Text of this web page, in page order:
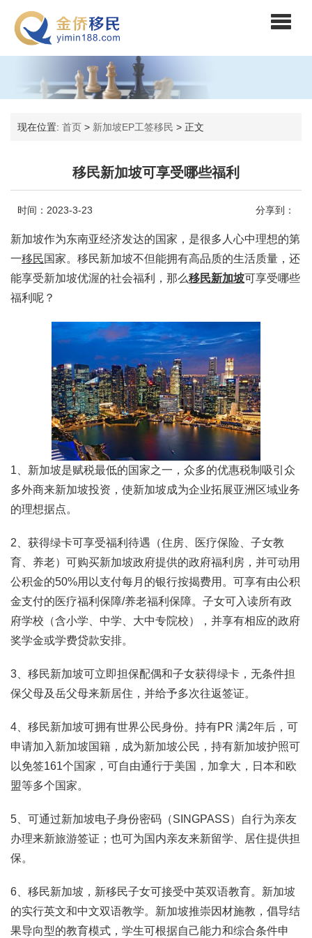
现在位置: 首页 > 新加坡EP工签移民 > 正文
移民新加坡可享受哪些福利
时间：2023-3-23 分享到：
新加坡作为东南亚经济发达的国家，是很多人心中理想的第
一移民国家。移民新加坡不但能拥有高品质的生活质量，还
能享受新加坡优渥的社会福利，那么移民新加坡可享受哪些
福利呢？
1、新加坡是赋税最低的国家之一，众多的优惠税制吸引众
多外商来新加坡投资，使新加坡成为企业拓展亚洲区域业务
的理想据点。
2、获得绿卡可享受福利待遇（住房、医疗保险、子女教
育、养老）可购买新加坡政府提供的政府福利房，并可动用
公积金的50%用以支付每月的银行按揭费用。可享有由公积
金支付的医疗福利保障/养老福利保障。子女可入读所有政
府学校（含小学、中学、大中专院校），并享有相应的政府
奖学金或学费贷款安排。
3、移民新加坡可立即担保配偶和子女获得绿卡，无条件担
保父母及岳父母来新居住，并给予多次往返签证。
4、移民新加坡可拥有世界公民身份。持有PR 满2年后，可
申请加入新加坡国籍，成为新加坡公民，持有新加坡护照可
以免签161个国家，可自由通行于美国，加拿大，日本和欧
盟等多个国家。
5、可通过新加坡电子身份密码（SINGPASS）自行为亲友
办理来新旅游签证；也可为国内亲友来新留学、居住提供担
保。
6、移民新加坡，新移民子女可接受中英双语教育。新加坡
的实行英文和中文双语教学。新加坡推崇因材施教，倡导结
果导向型的教育模式，学生可根据自己能力和综合条件申